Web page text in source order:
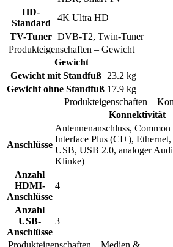
HD-
Standard
4K Ultra HD
TV-Tuner DVB-T2, Twin-Tuner
Produkteigenschaften – Gewicht
Gewicht
Gewicht mit Standfuß
23.2 kg
Gewicht ohne Standfuß 17.9 kg
Produkteigenschaften –
Konnektivität
Anschlüsse
Antennenanschluss,
Interface Plus (CI+),
USB, USB 2.0, analoger
Klinke)
Anzahl
HDMI-
Anschlüsse
4
Anzahl
USB-
Anschlüsse
3